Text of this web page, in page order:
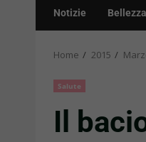
Notizie Bellezza
Home 2015
Salute
Il